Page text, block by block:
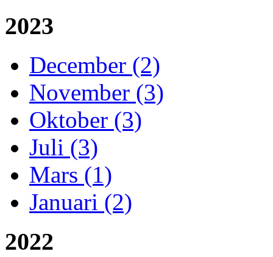
2023
December (2)
November (3)
Oktober (3)
Juli (3)
Mars (1)
Januari (2)
2022